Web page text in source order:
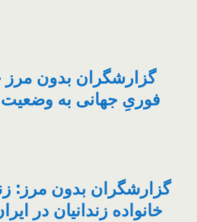
گزارشگران بدون
فوریِ جهانی به
گزارشگران بدون مرز:
خانواده زندانیان در